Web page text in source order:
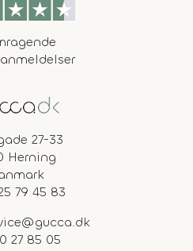
27-33
Herning
79 45 83
27 85 05